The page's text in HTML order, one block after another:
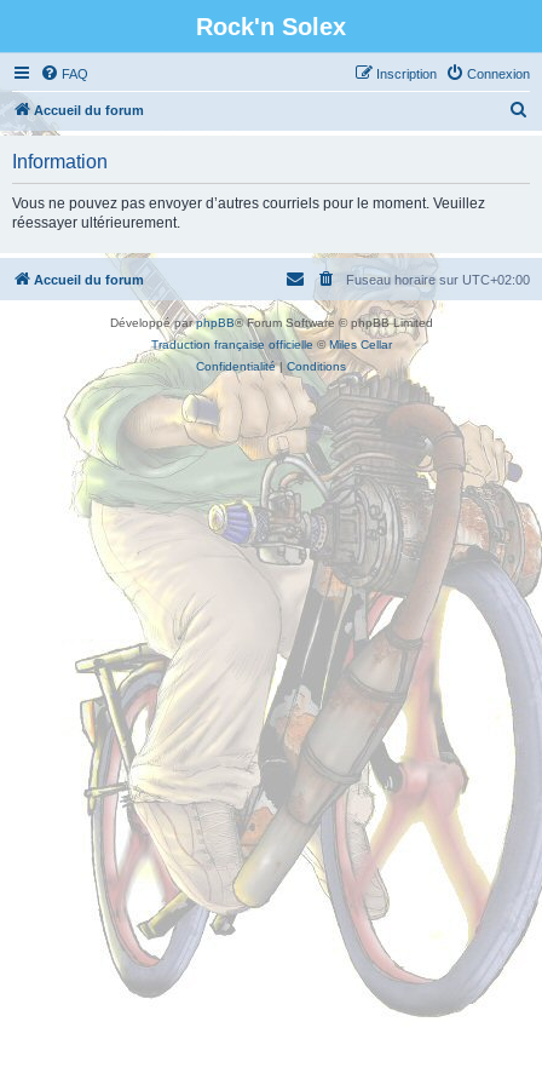
Rock'n Solex
FAQ Connexion
Inscription
Accueil du forum
c
Information
Vous ne pouvez pas envoyer d’autres courriels pour le moment. Veuillez
réessayer ultérieurement.
Accueil du forum Fuseau horaire sur UTC+02:00
Développé parphpBB® Forum Software © phpBB Limited
Traduction française officielle©Miles Cellar
Confidentialité| Conditions